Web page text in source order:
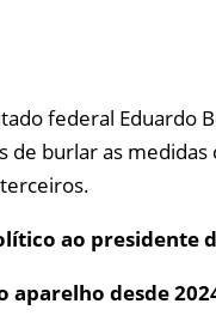
federal Eduardo
burlar as
ao presidente
aparelho desde